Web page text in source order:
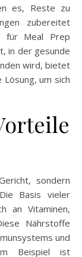
es, Reste zu
zubereitet
für Meal Prep
in der gesunde
wird, bietet
Lösung, um sich
sondern
Basis vieler
an Vitaminen,
Nährstoffe
und
Beispiel ist